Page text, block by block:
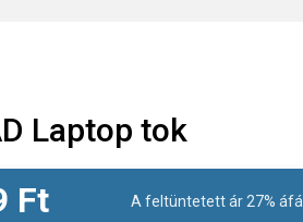
Laptop tok
Ft A feltüntetett ár 27%